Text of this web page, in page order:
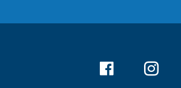
Facebook